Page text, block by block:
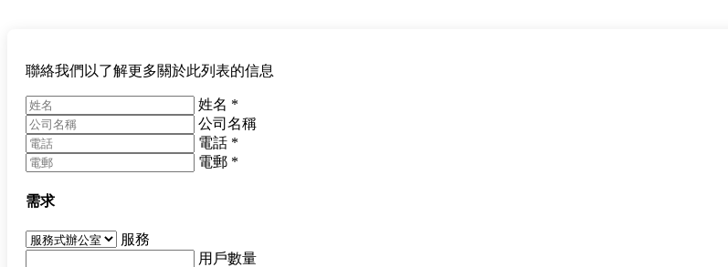
聯絡我們以了解更多關於此列表的信息
姓名 *
公司名稱
電話 *
電郵 *
需求
服務
用戶數量